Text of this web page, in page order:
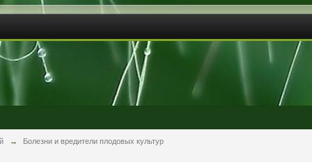
→ Болезни и вредители плодовых культур